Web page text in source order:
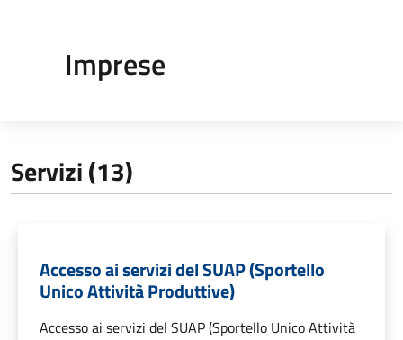
Imprese
Servizi (13)
Accesso ai servizi del SUAP (Sportello
Unico Attività Produttive)
Accesso ai servizi del SUAP (Sportello Unico Attività